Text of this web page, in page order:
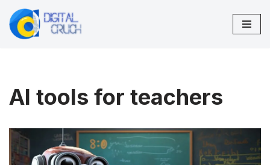
Zum
AI tools for teachers